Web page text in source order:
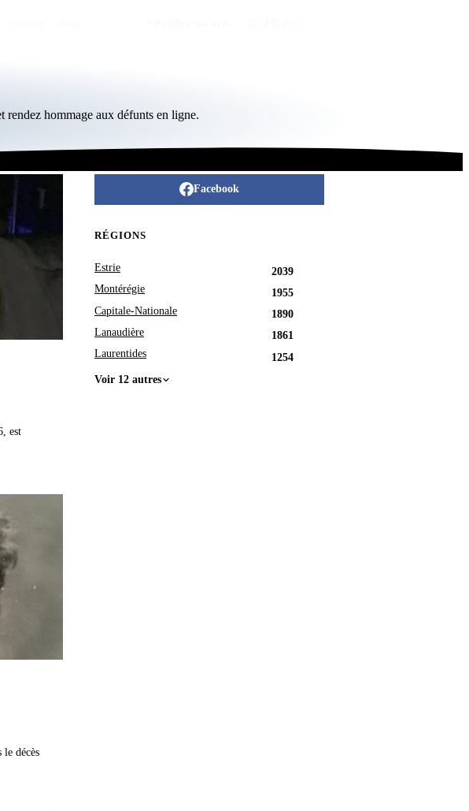
rendez hommage aux défunts en ligne.
est
le décès
Facebook
RÉGIONS
Estrie
2039
Montérégie
1955
Capitale-Nationale
1890
Lanaudière
1861
Laurentides
1254
Voir 12 autres